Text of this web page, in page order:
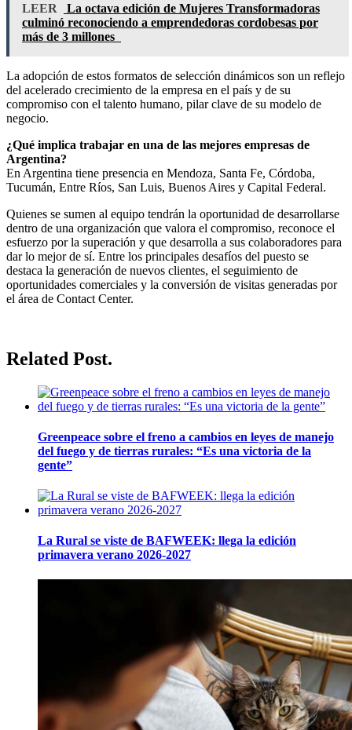
LEER
La octava edición de Mujeres Transformadoras
culminó reconociendo a emprendedoras cordobesas por
más de 3 millones
La adopción de estos formatos de selección dinámicos son un reflejo
del acelerado crecimiento de la empresa en el país y de su
compromiso con el talento humano, pilar clave de su modelo de
negocio.
¿Qué implica trabajar en una de las mejores empresas de
Argentina?
En Argentina tiene presencia en Mendoza, Santa Fe, Córdoba,
Tucumán, Entre Ríos, San Luis, Buenos Aires y Capital Federal.
Quienes se sumen al equipo tendrán la oportunidad de desarrollarse
dentro de una organización que valora el compromiso, reconoce el
esfuerzo por la superación y que desarrolla a sus colaboradores para
dar lo mejor de sí. Entre los principales desafíos del puesto se
destaca la generación de nuevos clientes, el seguimiento de
oportunidades comerciales y la conversión de visitas generadas por
el área de Contact Center.
Related Post.
Greenpeace sobre el freno a cambios en leyes de manejo
del fuego y de tierras rurales: “Es una victoria de la
gente”
La Rural se viste de BAFWEEK: llega la edición
primavera verano 2026-2027